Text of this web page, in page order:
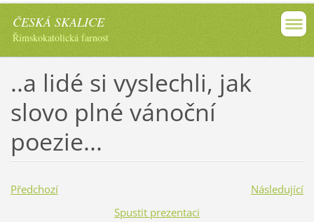
ČESKÁ SKALICE
Římskokatolická farnost
..a lidé si vyslechli, jak
slovo plné vánoční
poezie...
Předchozí
Následující
Spustit prezentaci